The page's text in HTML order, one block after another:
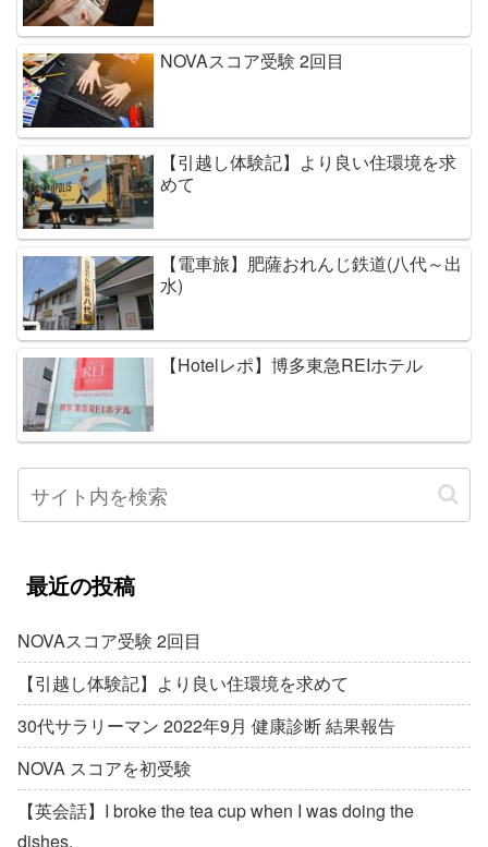
NOVAスコア受験 2回目
【引越し体験記】より良い住環境を求
めて
【電車旅】肥薩おれんじ鉄道(八代～出
水)
【Hotelレポ】博多東急REIホテル
最近の投稿
NOVAスコア受験 2回目
【引越し体験記】より良い住環境を求めて
30代サラリーマン 2022年9月 健康診断 結果報告
NOVA スコアを初受験
【英会話】I broke the tea cup when I was doing the
dishes.